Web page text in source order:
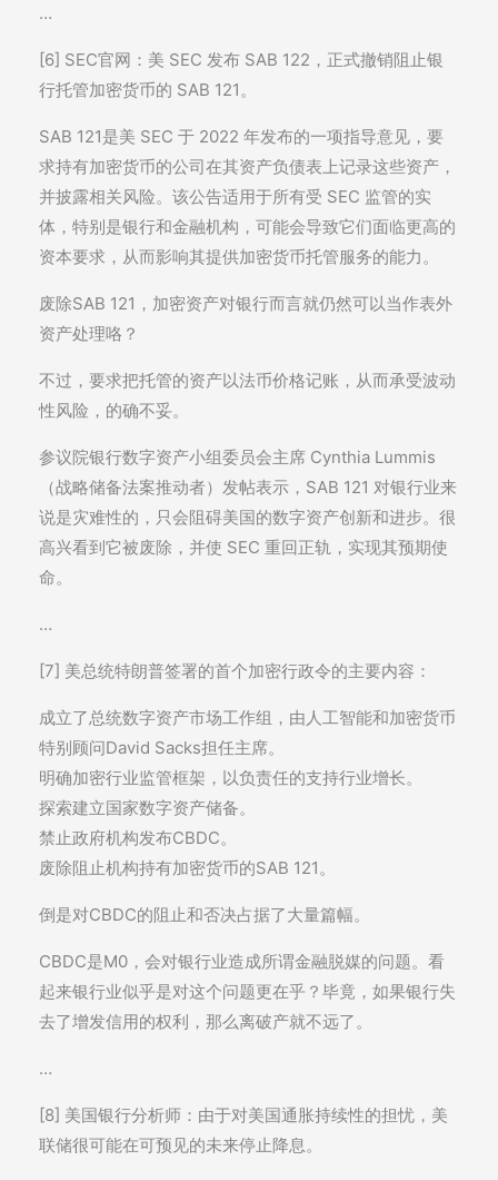
…
[6] SEC官网：美 SEC 发布 SAB 122，正式撤销阻止银
行托管加密货币的 SAB 121。
SAB 121是美 SEC 于 2022 年发布的一项指导意见，要
求持有加密货币的公司在其资产负债表上记录这些资产，
并披露相关风险。该公告适用于所有受 SEC 监管的实
体，特别是银行和金融机构，可能会导致它们面临更高的
资本要求，从而影响其提供加密货币托管服务的能力。
废除SAB 121，加密资产对银行而言就仍然可以当作表外
资产处理咯？
不过，要求把托管的资产以法币价格记账，从而承受波动
性风险，的确不妥。
参议院银行数字资产小组委员会主席 Cynthia Lummis
（战略储备法案推动者）发帖表示，SAB 121 对银行业来
说是灾难性的，只会阻碍美国的数字资产创新和进步。很
高兴看到它被废除，并使 SEC 重回正轨，实现其预期使
命。
…
[7] 美总统特朗普签署的首个加密行政令的主要内容：
成立了总统数字资产市场工作组，由人工智能和加密货币
特别顾问David Sacks担任主席。
明确加密行业监管框架，以负责任的支持行业增长。
探索建立国家数字资产储备。
禁止政府机构发布CBDC。
废除阻止机构持有加密货币的SAB 121。
倒是对CBDC的阻止和否决占据了大量篇幅。
CBDC是M0，会对银行业造成所谓金融脱媒的问题。看
起来银行业似乎是对这个问题更在乎？毕竟，如果银行失
去了增发信用的权利，那么离破产就不远了。
…
[8] 美国银行分析师：由于对美国通胀持续性的担忧，美
联储很可能在可预见的未来停止降息。